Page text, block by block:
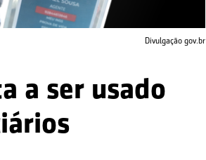
Divulgação gov.br
a ser usado